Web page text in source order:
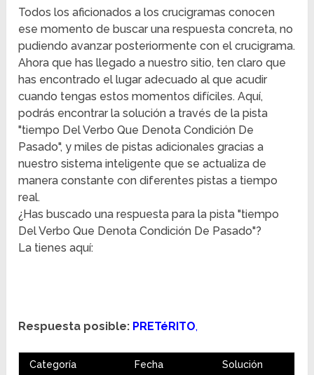
Todos los aficionados a los crucigramas conocen
ese momento de buscar una respuesta concreta, no
pudiendo avanzar posteriormente con el crucigrama.
Ahora que has llegado a nuestro sitio, ten claro que
has encontrado el lugar adecuado al que acudir
cuando tengas estos momentos difíciles. Aquí,
podrás encontrar la solución a través de la pista
"tiempo Del Verbo Que Denota Condición De
Pasado", y miles de pistas adicionales gracias a
nuestro sistema inteligente que se actualiza de
manera constante con diferentes pistas a tiempo
real.
¿Has buscado una respuesta para la pista "tiempo
Del Verbo Que Denota Condición De Pasado"?
La tienes aquí:
Respuesta posible: PRETéRITO,
Categoría Fecha Solución